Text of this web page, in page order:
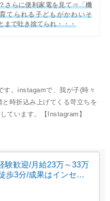
さらに便利家電を見て⇒「機
てられる子どもがかわいそ
まで吐き捨てられ・・・
す。instagamで、我が子(時々
時折込み上げてくる苛立ちを
ています。【Instagram】
験歓迎/月給23万～33万
歩3分/成果はインセン